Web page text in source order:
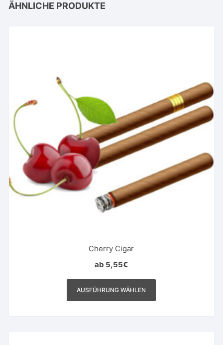
ÄHNLICHE PRODUKTE
Cherry Cigar
ab 5,55€
AUSFÜHRUNG WÄHLEN
Dieses
weist